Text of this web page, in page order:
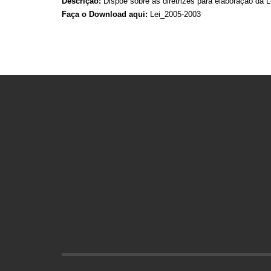
Faça o Download aqui: Lei_2005-2003